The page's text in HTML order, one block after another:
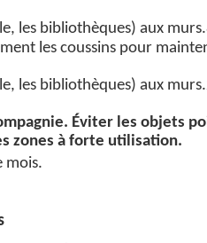
les bibliothèques) aux murs.
les coussins pour
les bibliothèques) aux murs.
Éviter les objets
zones à forte utilisation.
mois.